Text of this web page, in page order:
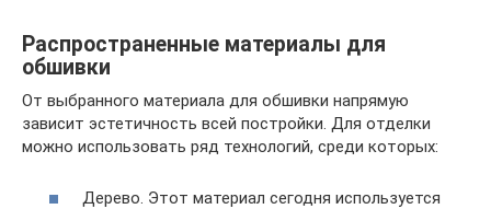
Распространенные материалы для
обшивки
От выбранного материала для обшивки напрямую
зависит эстетичность всей постройки. Для отделки
можно использовать ряд технологий, среди которых:
Дерево. Этот материал сегодня используется